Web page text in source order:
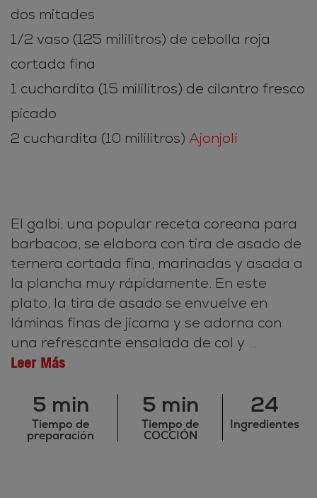
dos mitades
1/2 vaso (125 mililitros) de cebolla roja
cortada fina
1 cuchardita (15 mililitros) de cilantro fresco
picado
2 cuchardita (10 mililitros) Ajonjolí
El galbi, una popular receta coreana para
barbacoa, se elabora con tira de asado de
ternera cortada fina, marinadas y asada a
la plancha muy rápidamente. En este
plato, la tira de asado se envuelve en
láminas finas de jícama y se adorna con
una refrescante ensalada de col y ...
Leer Más
5 min
Tiempo de
preparación
5 min
Tiempo de
COCCIÓN
24
Ingredientes